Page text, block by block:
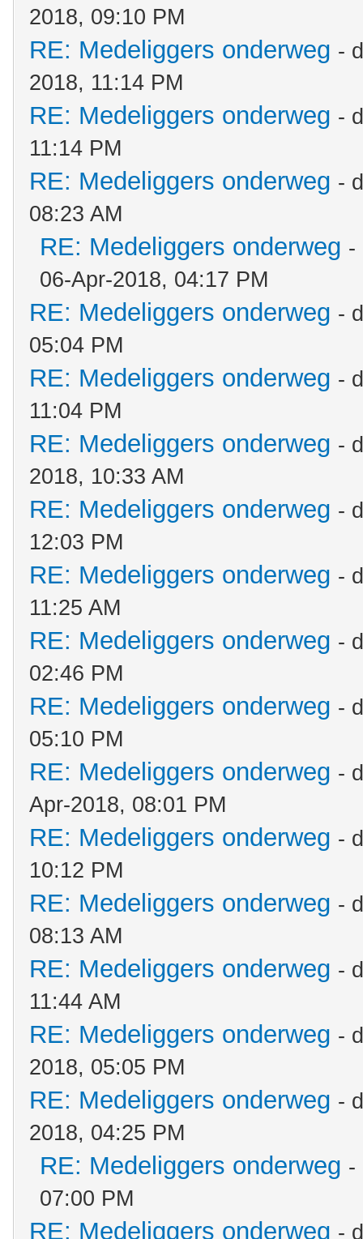
2018, 09:10 PM
RE: Medeliggers onderweg -
2018, 11:14 PM
RE: Medeliggers onderweg -
11:14 PM
RE: Medeliggers onderweg -
08:23 AM
RE: Medeliggers onderweg -
06-Apr-2018, 04:17 PM
RE: Medeliggers onderweg -
05:04 PM
RE: Medeliggers onderweg -
11:04 PM
RE: Medeliggers onderweg -
2018, 10:33 AM
RE: Medeliggers onderweg -
12:03 PM
RE: Medeliggers onderweg -
11:25 AM
RE: Medeliggers onderweg -
02:46 PM
RE: Medeliggers onderweg -
05:10 PM
RE: Medeliggers onderweg -
Apr-2018, 08:01 PM
RE: Medeliggers onderweg -
10:12 PM
RE: Medeliggers onderweg -
08:13 AM
RE: Medeliggers onderweg -
11:44 AM
RE: Medeliggers onderweg -
2018, 05:05 PM
RE: Medeliggers onderweg -
2018, 04:25 PM
RE: Medeliggers onderweg -
07:00 PM
RE: Medeliggers onderweg -